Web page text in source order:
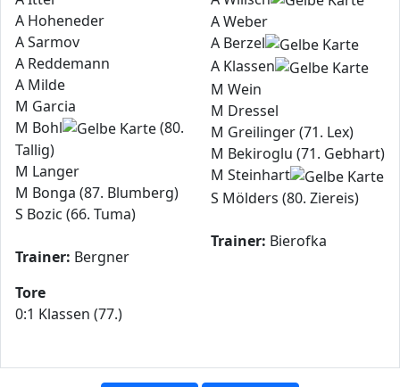
A Hoheneder
A Sarmov
A Reddemann
A Milde
M Garcia
M Bohl
(80.
Tallig)
M Langer
M Bonga (87. Blumberg)
S Bozic (66. Tuma)
Trainer: Bergner
A Weber
A Berzel
A Klassen
M Wein
M Dressel
M Greilinger (71. Lex)
M Bekiroglu (71. Gebhart)
M Steinhart
S Mölders (80. Ziereis)
Trainer: Bierofka
Tore
0:1 Klassen (77.)